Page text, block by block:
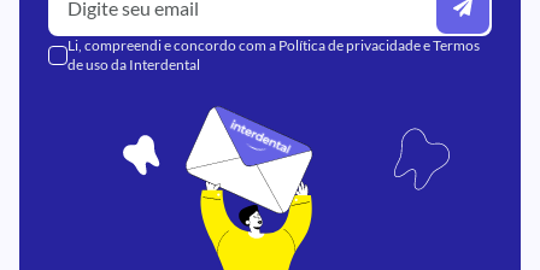
Li, compreendi e concordo com a Política de privacidadeeTermos
de usoda Interdental